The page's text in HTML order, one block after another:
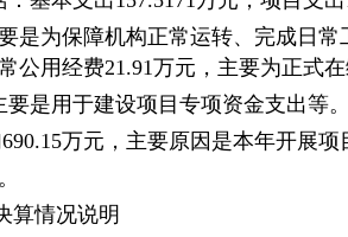
要是为保障机构正常运转、完成日
公用经费21.91万元，主要为正式
要是用于建设项目专项资金支出等。
万元，主要原因是本年开展项
算情况说明